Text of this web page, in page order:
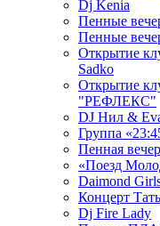
Dj Kenia
Пенные
Пенные
Открытие
Sadko
Открытие
"РЕФЛЕКС"
DJ Нил &
Группа
Пенная
«Поезд
Daimond
Концерт
Dj Fire Lady